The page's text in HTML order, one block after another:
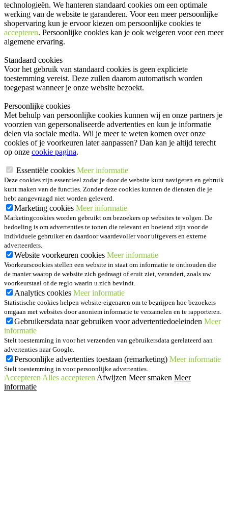
technologieën. We hanteren standaard cookies om een optimale
werking van de website te garanderen. Voor een meer persoonlijke
shopervaring kun je ervoor kiezen om persoonlijke cookies te
accepteren. Persoonlijke cookies kan je ook weigeren voor een meer
algemene ervaring.
Standaard cookies
Voor het gebruik van standaard cookies is geen expliciete
toestemming vereist. Deze zullen daarom automatisch worden
toegepast wanneer je onze website bezoekt.
Persoonlijke cookies
Met behulp van persoonlijke cookies kunnen wij en onze partners je
voorzien van gepersonaliseerde advertenties en kun je informatie
delen via sociale media. Wil je meer te weten komen over onze
cookies of je voorkeuren later aanpassen? Dan kan je altijd terecht
op onze cookie pagina.
Essentiële cookies Meer informatie
Deze cookies zijn essentieel zodat je door de website kunt navigeren en gebruik
kunt maken van de functies. Zonder deze cookies kunnen de diensten die je
hebt aangevraagd niet worden geleverd.
Marketing cookies Meer informatie
Marketingcookies worden gebruikt om bezoekers op websites te volgen. De
bedoeling is om advertenties te tonen die relevant en boeiend zijn voor de
individuele gebruiker en daardoor waardevoller voor uitgevers en externe
adverteerders.
Website voorkeuren cookies Meer informatie
Voorkeurscookies stellen een website in staat om informatie te onthouden die
de manier waarop de website zich gedraagt of eruit ziet, verandert, zoals uw
voorkeurstaal of de regio waarin u zich bevindt.
Analytics cookies Meer informatie
Statistische cookies helpen website-eigenaren om te begrijpen hoe bezoekers
omgaan met websites door anoniem informatie te verzamelen en te rapporteren.
Gebruikersdata naar gebruiken voor advertentiedoeleinden Meer
informatie
Stelt toestemming in voor het verzenden van gebruikersdata gerelateerd aan
advertenties naar Google.
Persoonlijke advertenties toestaan (remarketing) Meer informatie
Stelt toestemming in voor persoonlijke advertenties.
Accepteren Alles accepteren Afwijzen Meer smaken Meer
informatie